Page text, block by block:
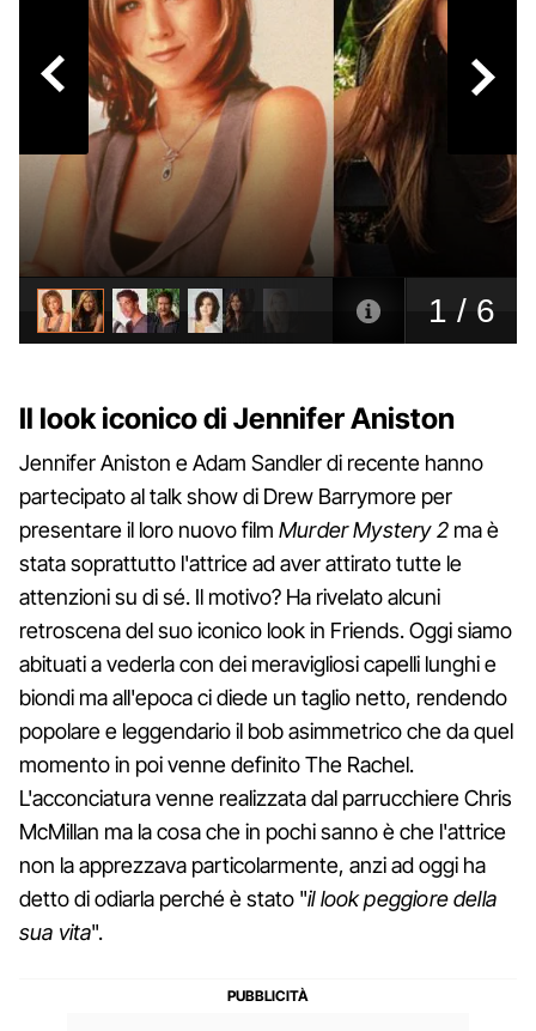
Il look iconico di Jennifer Aniston
Jennifer Aniston e Adam Sandler di recente hanno
partecipato al talk show di Drew Barrymore per
presentare il loro nuovo film Murder Mystery 2ma è
stata soprattutto l'attrice ad aver attirato tutte le
attenzioni su di sé. Il motivo? Ha rivelato alcuni
retroscena del suo iconico look in Friends. Oggi siamo
abituati a vederla con dei meravigliosi capelli lunghi e
biondi ma all'epoca ci diede un taglio netto, rendendo
popolare e leggendario il bob asimmetrico che da quel
momento in poi venne definito The Rachel.
L'acconciatura venne realizzata dal parrucchiere Chris
McMillan ma la cosa che in pochi sanno è che l'attrice
non la apprezzava particolarmente, anzi ad oggi ha
detto di odiarla perché è stato "il look peggiore della
sua vita".